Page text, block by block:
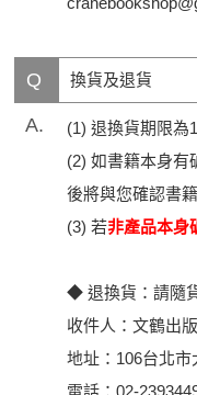
Q 換貨及退貨
A.
(1) 退換貨期限為
(2) 如書籍本身有
後將與您確認書
(3) 若非產品本身
◆ 退換貨：請隨
收件人：文鶴出
地址：106台北
電話：02-